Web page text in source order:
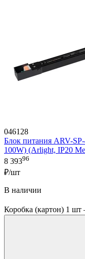
046128
Блок питания ARV-
100W) (Arlight, IP20
8 39396
₽/шт
В наличии
Коробка (картон) 1